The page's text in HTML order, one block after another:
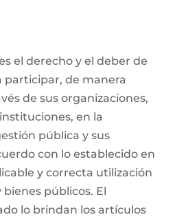
el derecho y el deber de
participar, de manera
de sus organizaciones,
en la
pública y sus
con lo establecido en
y correcta utilización
bienes públicos. El
lo brindan los artículos